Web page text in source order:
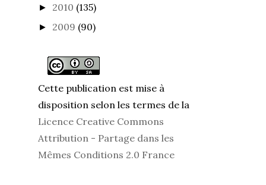
► 2010 (135)
► 2009 (90)
Cette publication est mise à
disposition selon les termes de la
Licence Creative Commons
Attribution - Partage dans les
Mêmes Conditions 2.0 France